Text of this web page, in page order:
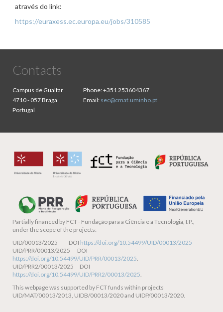
através do link:
https://euraxess.ec.europa.eu/jobs/310585
Contacts
Campus de Gualtar
4710 - 057 Braga
Portugal
Phone:+351 253604367
Email: sec@cmat.uminho.pt
Partially financed by FCT - Fundação para a Ciência e a Tecnologia, I.P.,
under the scope of the projects:
UID/00013/2025 DOI https://doi.org/10.54499/UID/00013/2025
UID/PRR/00013/2025 DOI
https://doi.org/10.54499/UID/PRR/00013/2025.
UID/PRR2/00013/2025 DOI
https://doi.org/10.54499/UID/PRR2/00013/2025.
This webpage was supported by FCT funds within projects
UID/MAT/00013/2013, UIDB/00013/2020 and UIDP/00013/2020.